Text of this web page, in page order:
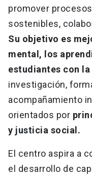
promover
sostenibles,
Su objetivo es
mental, los
estudiantes con la
investigación,
acompañamiento
orientados por
y justicia social.
El centro aspira a
el desarrollo de